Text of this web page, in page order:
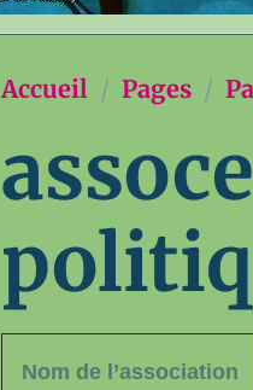
Accueil Pages
Nom de l’association